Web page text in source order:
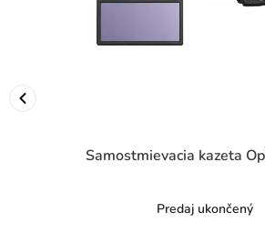
Samostmievacia kazeta
Predaj ukončený